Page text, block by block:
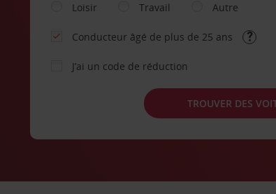
Loisir
Travail Autre
Conducteur âgé de plus de 25 ans
J’ai un code de réduction
TROUVER DES